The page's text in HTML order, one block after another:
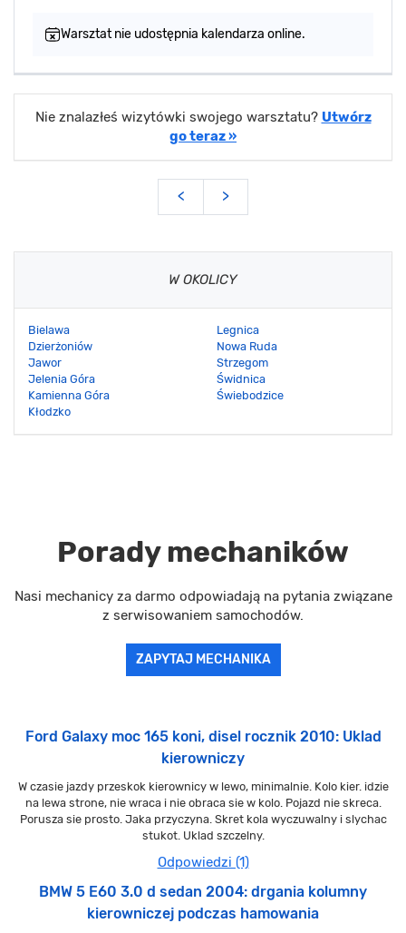
Warsztat nie udostępnia kalendarza online.
Nie znalazłeś wizytówki swojego warsztatu? Utwórz
go teraz »
< >
W OKOLICY
Bielawa
Dzierżoniów
Jawor
Jelenia Góra
Kamienna Góra
Kłodzko
Legnica
Nowa Ruda
Strzegom
Świdnica
Świebodzice
Porady mechaników
Nasi mechanicy za darmo odpowiadają na pytania związane
z serwisowaniem samochodów.
ZAPYTAJ MECHANIKA
Ford Galaxy moc 165 koni, disel rocznik 2010: Uklad
kierowniczy
W czasie jazdy przeskok kierownicy w lewo, minimalnie. Kolo kier. idzie
na lewa strone, nie wraca i nie obraca sie w kolo. Pojazd nie skreca.
Porusza sie prosto. Jaka przyczyna. Skret kola wyczuwalny i slychac
stukot. Uklad szczelny.
Odpowiedzi (1)
BMW 5 E60 3.0 d sedan 2004: drgania kolumny
kierowniczej podczas hamowania